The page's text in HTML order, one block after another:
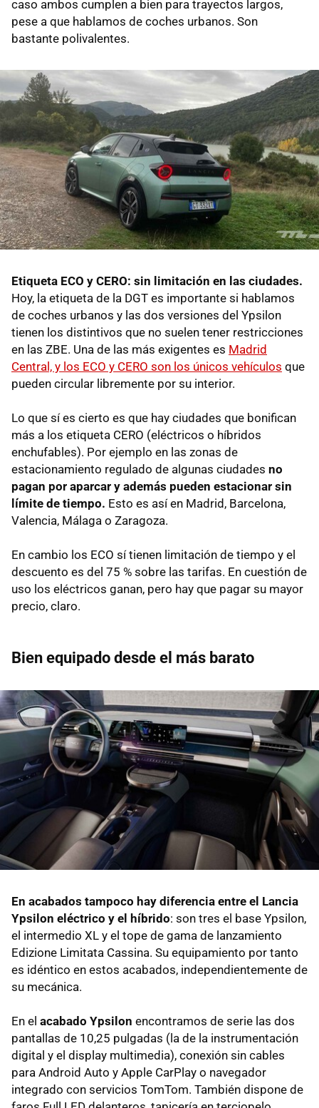
caso ambos cumplen a bien para trayectos largos,
pese a que hablamos de coches urbanos. Son
bastante polivalentes.
Etiqueta ECO y CERO: sin limitación en las ciudades.
Hoy, la etiqueta de la DGT es importante si hablamos
de coches urbanos y las dos versiones del Ypsilon
tienen los distintivos que no suelen tener restricciones
en las ZBE. Una de las más exigentes es Madrid
Central, y los ECO y CERO son los únicos vehículos que
pueden circular libremente por su interior.
Lo que sí es cierto es que hay ciudades que bonifican
más a los etiqueta CERO (eléctricos o híbridos
enchufables). Por ejemplo en las zonas de
estacionamiento regulado de algunas ciudades no
pagan por aparcar y además pueden estacionar sin
límite de tiempo. Esto es así en Madrid, Barcelona,
Valencia, Málaga o Zaragoza.
En cambio los ECO sí tienen limitación de tiempo y el
descuento es del 75 % sobre las tarifas. En cuestión de
uso los eléctricos ganan, pero hay que pagar su mayor
precio, claro.
Bien equipado desde el más barato
En acabados tampoco hay diferencia entre el Lancia
Ypsilon eléctrico y el híbrido: son tres el base Ypsilon,
el intermedio XL y el tope de gama de lanzamiento
Edizione Limitata Cassina. Su equipamiento por tanto
es idéntico en estos acabados, independientemente de
su mecánica.
En el acabado Ypsilon encontramos de serie las dos
pantallas de 10,25 pulgadas (la de la instrumentación
digital y el display multimedia), conexión sin cables
para Android Auto y Apple CarPlay o navegador
integrado con servicios TomTom. También dispone de